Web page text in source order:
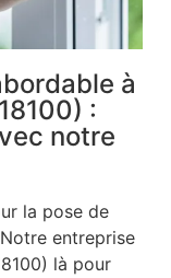
à
:
notre
la pose de
entreprise
là pour